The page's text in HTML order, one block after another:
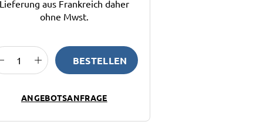
aus Frankreich daher
ohne Mwst.
BESTELLEN
ANGEBOTSANFRAGE